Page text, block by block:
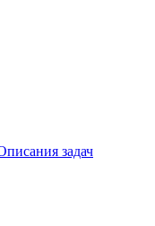
задач